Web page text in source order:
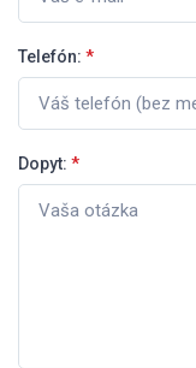
Telefón: *
Dopyt: *